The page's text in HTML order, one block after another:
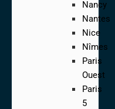
Nancy
Nantes
Nice
Nîmes
Paris
Ouest
Paris
5